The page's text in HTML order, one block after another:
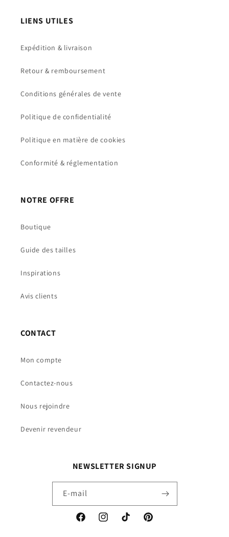
LIENS UTILES
Expédition & livraison
Retour & remboursement
Conditions générales de vente
Politique de confidentialité
Politique en matière de cookies
Conformité & réglementation
NOTRE OFFRE
Boutique
Guide des tailles
Inspirations
Avis clients
CONTACT
Mon compte
Contactez-nous
Nous rejoindre
Devenir revendeur
NEWSLETTER SIGNUP
E-mail
FacebookInstagramTikTok Pinterest